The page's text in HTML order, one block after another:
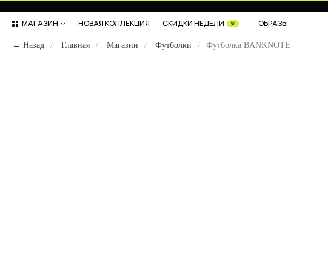
%
МАГАЗИН НОВАЯ КОЛЛЕКЦИЯ СКИДКИ НЕДЕЛИ ОБРАЗЫ
← Назад / Главная / Магазин / Футболки / Футболка BANKNOTE